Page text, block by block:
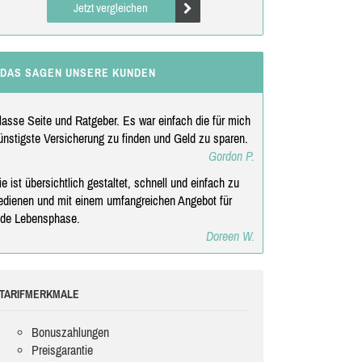
Jetzt vergleichen
DAS SAGEN UNSERE KUNDEN
Seite und Ratgeber. Es war einfach die für mich
Versicherung zu finden und Geld zu sparen.
Gordon P.
ist übersichtlich gestaltet, schnell und einfach zu
und mit einem umfangreichen Angebot für
Lebensphase.
Doreen W.
TARIFMERKMALE
Bonuszahlungen
Preisgarantie